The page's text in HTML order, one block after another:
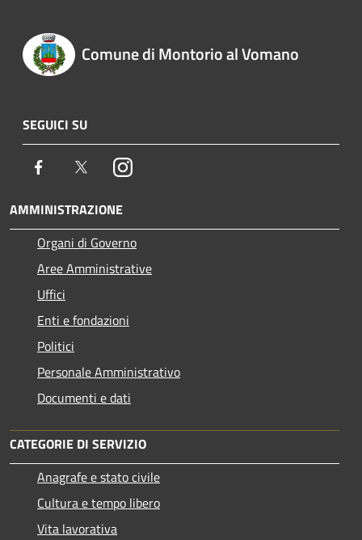
Comune di Montorio al Vomano
SEGUICI SU
Facebook TwitterInstagram
AMMINISTRAZIONE
Organi di Governo
Aree Amministrative
Uffici
Enti e fondazioni
Politici
Personale Amministrativo
Documenti e dati
CATEGORIE DI SERVIZIO
Anagrafe e stato civile
Cultura e tempo libero
Vita lavorativa